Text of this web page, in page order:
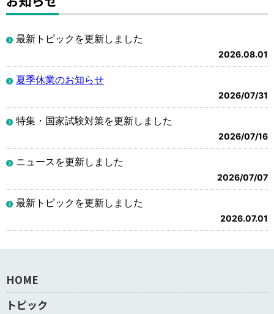
最新トピックを更新しました
2026.08.01
夏季休業のお知らせ
2026/07/31
特集・国家試験対策を更新しました
2026/07/16
ニュースを更新しました
2026/07/07
最新トピックを更新しました
2026.07.01
HOME
トピック